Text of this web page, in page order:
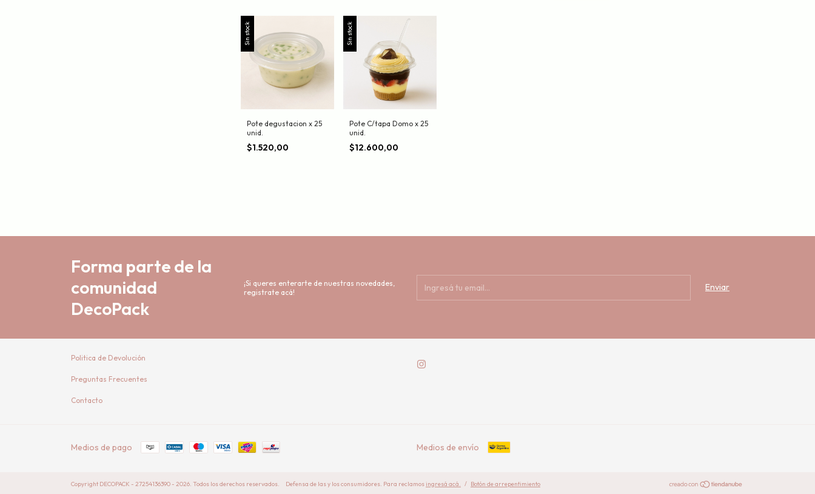
Sin stock
Pote degustacion x 25
unid.
$1.520,00
Sin stock
Pote C/tapa Domo x 25
unid.
$12.600,00
Forma parte de la
comunidad
DecoPack
¡Si queres enterarte de nuestras novedades,
registrate acá!
Politica de Devolución
Preguntas Frecuentes
Contacto
Medios de pago Medios de envío
Copyright DECOPACK - 27254136390 - 2026. Todos los derechos reservados. Defensa de las y los consumidores. Para reclamosingresá acá. / Botón de arrepentimiento